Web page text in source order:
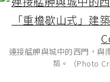
連接艋舺與城中的西門，與
築。（Photo